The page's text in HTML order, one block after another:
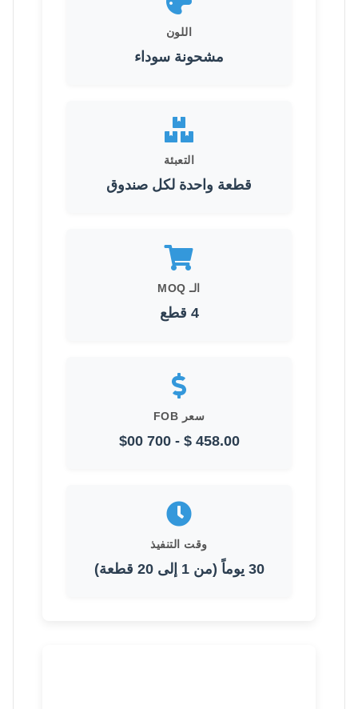
اللون
مشحونة سوداء
التعبئة
قطعة واحدة لكل صندوق
الـ MOQ
4 قطع
سعر FOB
458.00 $ - 700 $00
وقت التنفيذ
30 يوماً (من 1 إلى 20 قطعة)